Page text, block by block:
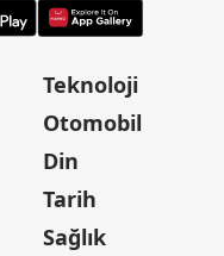
Teknoloji
Otomobil
Din
Tarih
Sağlık